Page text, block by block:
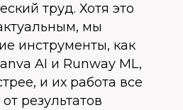
труд. Хотя это
мы
инструменты, как
AI и Runway ML,
и их работа все
результатов